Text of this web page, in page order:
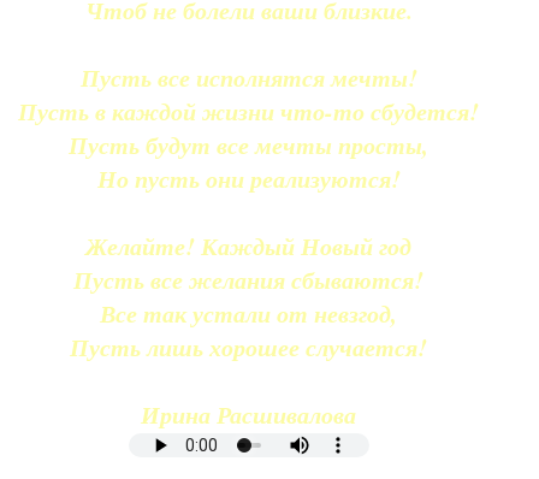
Чтоб не болели ваши близкие.
Пусть все исполнятся мечты!
Пусть в каждой жизни что-то сбудется!
Пусть будут все мечты просты,
Но пусть они реализуются!
Желайте! Каждый Новый год
Пусть все желания сбываются!
Все так устали от невзгод,
Пусть лишь хорошее случается!
Ирина Расшивалова